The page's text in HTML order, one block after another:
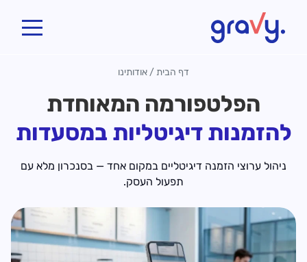
דף הבית/ אודותינו
הפלטפורמה המאוחדת
להזמנות דיגיטליות במסעדות
ניהול ערוצי הזמנה דיגיטליים במקום אחד — בסנכרון מלא עם
תפעול העסק.